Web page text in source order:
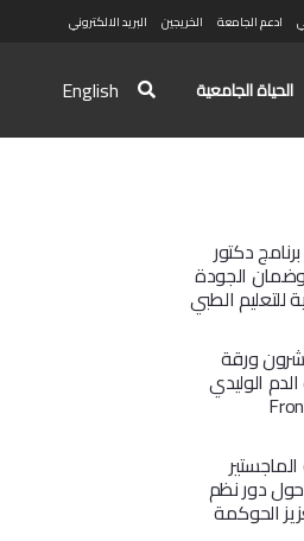
ادعم الجامعة الخريجين البريد الالكتروني
الحياة الجامعية English
دكتور
الجودة
للتعليم الطبي
ورقة
الوليدي
حول دور نظم
الحوكمة